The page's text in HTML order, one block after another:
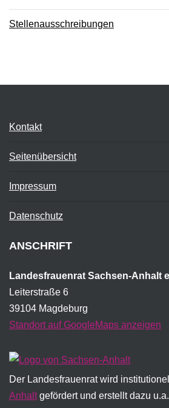
Stellenausschreibungen
Kontakt
Seitenübersicht
Impressum
Datenschutz
ANSCHRIFT
Landesfrauenrat Sachsen-Anhalt
Leiterstraße 6
39104 Magdeburg
Standort auf GoogleMaps anzeigen
Der Landesfrauenrat wird
Anhaltgefördert und erstellt dazu